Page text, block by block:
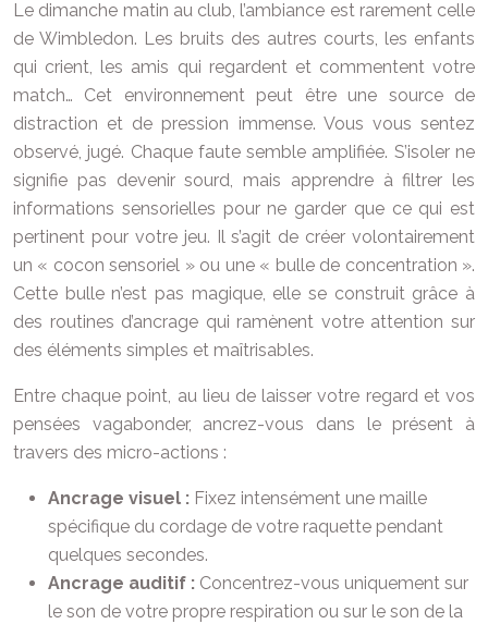
Le dimanche matin au club, l’ambiance est rarement celle
de Wimbledon. Les bruits des autres courts, les enfants
qui crient, les amis qui regardent et commentent votre
match… Cet environnement peut être une source de
distraction et de pression immense. Vous vous sentez
observé, jugé. Chaque faute semble amplifiée. S’isoler ne
signifie pas devenir sourd, mais apprendre à filtrer les
informations sensorielles pour ne garder que ce qui est
pertinent pour votre jeu. Il s’agit de créer volontairement
un « cocon sensoriel » ou une « bulle de concentration ».
Cette bulle n’est pas magique, elle se construit grâce à
des routines d’ancrage qui ramènent votre attention sur
des éléments simples et maîtrisables.
Entre chaque point, au lieu de laisser votre regard et vos
pensées vagabonder, ancrez-vous dans le présent à
travers des micro-actions :
Ancrage visuel : Fixez intensément une maille
spécifique du cordage de votre raquette pendant
quelques secondes.
Ancrage auditif : Concentrez-vous uniquement sur
le son de votre propre respiration ou sur le son de la